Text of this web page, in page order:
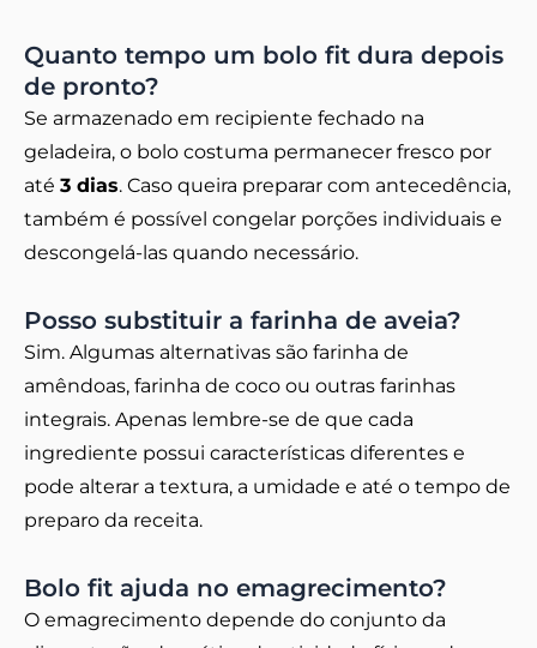
Quanto tempo um bolo fit dura depois
de pronto?
Se armazenado em recipiente fechado na
geladeira, o bolo costuma permanecer fresco por
até 3 dias. Caso queira preparar com antecedência,
também é possível congelar porções individuais e
descongelá-las quando necessário.
Posso substituir a farinha de aveia?
Sim. Algumas alternativas são farinha de
amêndoas, farinha de coco ou outras farinhas
integrais. Apenas lembre-se de que cada
ingrediente possui características diferentes e
pode alterar a textura, a umidade e até o tempo de
preparo da receita.
Bolo fit ajuda no emagrecimento?
O emagrecimento depende do conjunto da